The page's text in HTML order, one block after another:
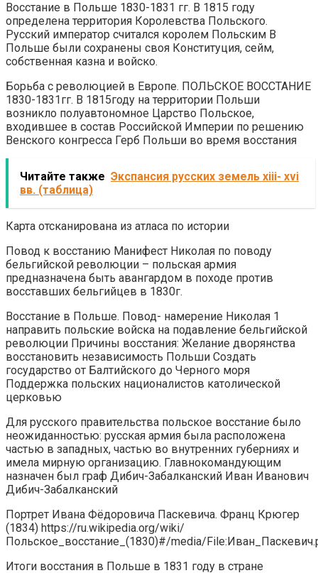
Восстание в Польше 1830-1831 гг. В 1815 году
определена территория Королевства Польского.
Русский император считался королем Польским В
Польше были сохранены своя Конституция, сейм,
собственная казна и войско.
Борьба с революцией в Европе. ПОЛЬСКОЕ ВОССТАНИЕ
1830-1831гг. В 1815году на территории Польши
возникло полуавтономное Царство Польское,
входившее в состав Российской Империи по решению
Венского конгресса Герб Польши во время восстания
Читайте также Экспансия русских земель xiii- xvi
вв. (таблица)
Карта отсканирована из атласа по истории
Повод к восстанию Манифест Николая по поводу
бельгийской революции – польская армия
предназначена быть авангардом в походе против
восставших бельгийцев в 1830г.
Восстание в Польше. Повод- намерение Николая 1
направить польские войска на подавление бельгийской
революции Причины восстания: Желание дворянства
восстановить независимость Польши Создать
государство от Балтийского до Черного моря
Поддержка польских националистов католической
церковью
Для русского правительства польское восстание было
неожиданностью: русская армия была расположена
частью в западных, частью во внутренних губерниях и
имела мирную организацию. Главнокомандующим
назначен был граф Дибич-Забалканский Иван Иванович
Дибич-Забалканский
Портрет Ивана Фёдоровича Паскевича. Франц Крюгер
(1834) https://ru.wikipedia.org/wiki/
Польское_восстание_(1830)#/media/
Итоги восстания в Польше в 1831 году в стране